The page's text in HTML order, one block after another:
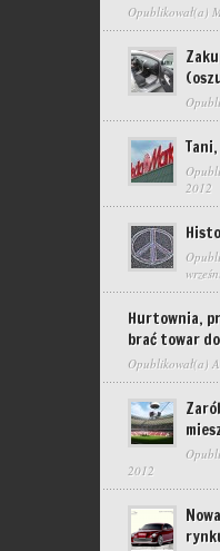
Opublikował(a)
2012
Hurtownia,
brać towar
Opublikował(a)
2012